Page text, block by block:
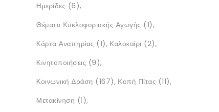
Ημερίδες (6)
Θέματα Κυκλοφοριακής Αγωγής (1)
Κάρτα Αναπηρίας (1) Καλοκαίρι (2)
Κινητοποιήσεις (9)
Κοινωνική Δράση (167) Κοπή Πίτας (11)
Μετακίνηση (1)